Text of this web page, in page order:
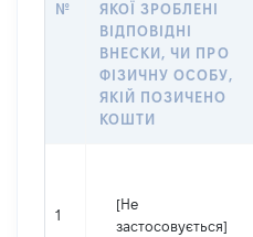
№
ЯКОЇ ЗРОБЛЕНІ
ВІДПОВІДНІ
ВНЕСКИ, ЧИ ПРО
ФІЗИЧНУ ОСОБУ,
ЯКІЙ ПОЗИЧЕНО
КОШТИ
1
[Не
застосовується]